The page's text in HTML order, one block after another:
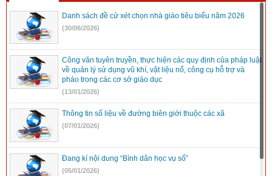
Danh sách đề cử xét chọn nhà giáo tiêu biểu năm 2026
(30/06/2026)
Công văn tuyên truyền, thực hiện các quy định của pháp luật
về quản lý sử dụng vũ khí, vật liệu nổ, công cụ hỗ trợ và
pháo trong các cơ sở giáo dục
(13/01/2026)
Thông tin số liệu về đường biên giới thuộc các xã
(07/01/2026)
Đang kí nội dung “Bình dân học vụ số”
(05/01/2026)